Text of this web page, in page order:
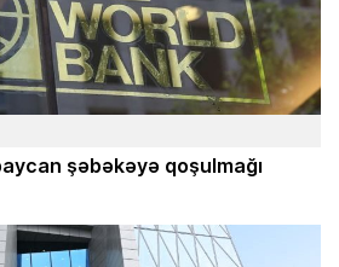
şəbəkəyə qoşulmağı